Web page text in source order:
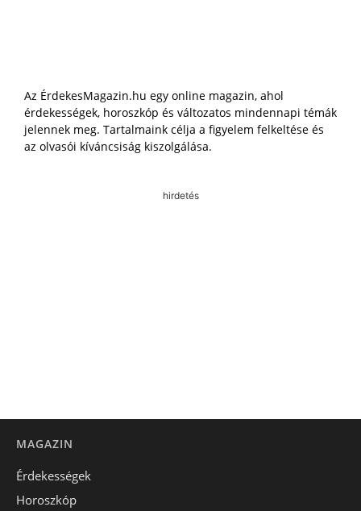
Az ÉrdekesMagazin.hu egy online magazin, ahol
érdekességek, horoszkóp és változatos mindennapi témák
jelennek meg. Tartalmaink célja a figyelem felkeltése és
az olvasói kíváncsiság kiszolgálása.
hirdetés
MAGAZIN
Érdekességek
Horoszkóp